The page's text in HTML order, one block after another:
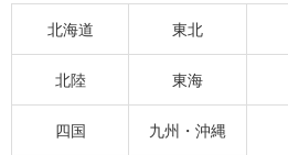
北海道 東北
北陸 東海
四国 九州・沖縄